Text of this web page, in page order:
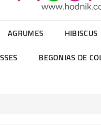
AGRUMES HIBISCUS
BEGONIAS DE